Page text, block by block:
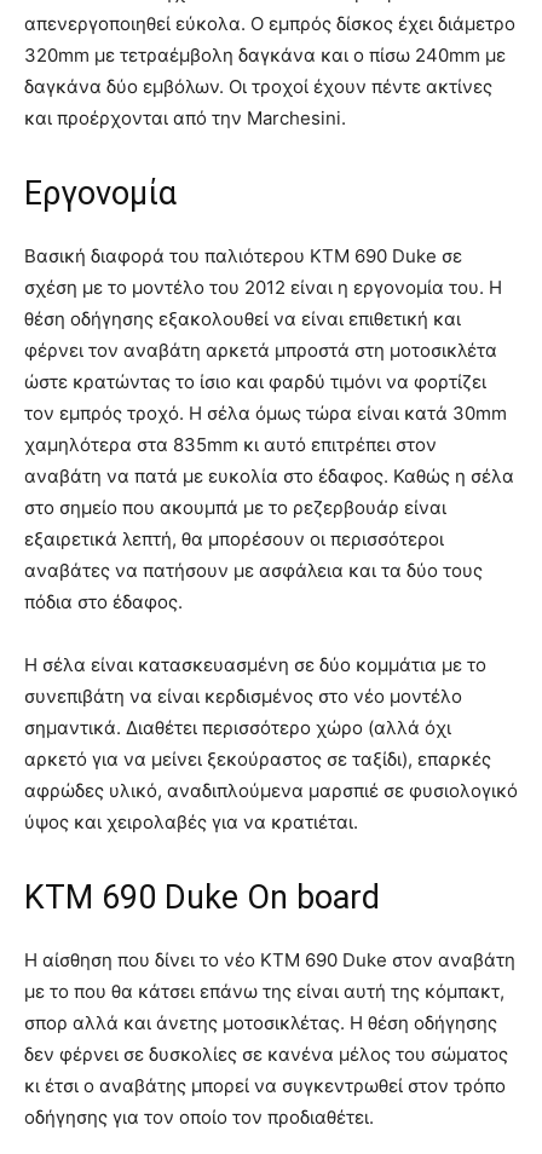
απενεργοποιηθεί εύκολα. Ο εμπρός δίσκος έχει διάμετρο
320mm με τετραέμβολη δαγκάνα και ο πίσω 240mm με
δαγκάνα δύο εμβόλων. Οι τροχοί έχουν πέντε ακτίνες
και προέρχονται από την Marchesini.
Εργονομία
Βασική διαφορά του παλιότερου KTM 690 Duke σε
σχέση με το μοντέλο του 2012 είναι η εργονομία του. Η
θέση οδήγησης εξακολουθεί να είναι επιθετική και
φέρνει τον αναβάτη αρκετά μπροστά στη μοτοσικλέτα
ώστε κρατώντας το ίσιο και φαρδύ τιμόνι να φορτίζει
τον εμπρός τροχό. Η σέλα όμως τώρα είναι κατά 30mm
χαμηλότερα στα 835mm κι αυτό επιτρέπει στον
αναβάτη να πατά με ευκολία στο έδαφος. Καθώς η σέλα
στο σημείο που ακουμπά με το ρεζερβουάρ είναι
εξαιρετικά λεπτή, θα μπορέσουν οι περισσότεροι
αναβάτες να πατήσουν με ασφάλεια και τα δύο τους
πόδια στο έδαφος.
Η σέλα είναι κατασκευασμένη σε δύο κομμάτια με το
συνεπιβάτη να είναι κερδισμένος στο νέο μοντέλο
σημαντικά. Διαθέτει περισσότερο χώρο (αλλά όχι
αρκετό για να μείνει ξεκούραστος σε ταξίδι), επαρκές
αφρώδες υλικό, αναδιπλούμενα μαρσπιέ σε φυσιολογικό
ύψος και χειρολαβές για να κρατιέται.
KTM 690 Duke Οn board
H αίσθηση που δίνει το νέο KTM 690 Duke στον αναβάτη
με το που θα κάτσει επάνω της είναι αυτή της κόμπακτ,
σπορ αλλά και άνετης μοτοσικλέτας. Η θέση οδήγησης
δεν φέρνει σε δυσκολίες σε κανένα μέλος του σώματος
κι έτσι ο αναβάτης μπορεί να συγκεντρωθεί στον τρόπο
οδήγησης για τον οποίο τον προδιαθέτει.